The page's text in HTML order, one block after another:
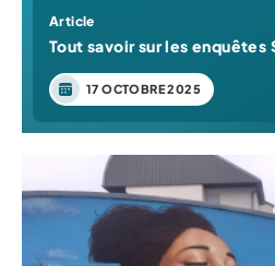
Article
Tout savoir sur les enquêtes
17 OCTOBRE 2025